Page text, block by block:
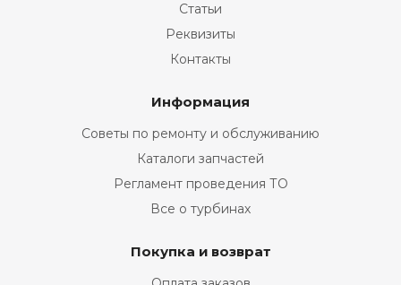
Статьи
Реквизиты
Контакты
Информация
Советы по ремонту и обслуживанию
Каталоги запчастей
Регламент проведения ТО
Все о турбинах
Покупка и возврат